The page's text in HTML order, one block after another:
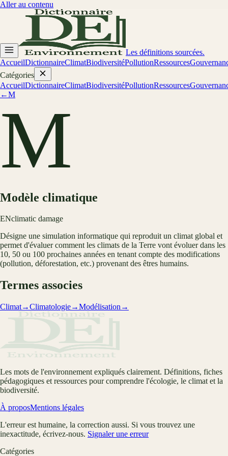
Aller au contenu
Les définitions sourcées.
AccueilDictionnaireClimatBiodiversitéPollutionRessources
Catégories
AccueilDictionnaireClimatBiodiversitéPollutionRessources
←M
M
Modèle climatique
ENclimatic damage
Désigne une simulation informatique qui reproduit un climat global et
permet d'évaluer comment les climats de la Terre vont évoluer dans les
10, 50 ou 100 prochaines années en tenant compte des modifications
(pollution, déforestation, etc.) provenant des êtres humains.
Termes associes
Climat→Climatologie→Modélisation →
Les mots de l'environnement expliqués clairement. Définitions, fiches
pédagogiques et ressources pour comprendre l'écologie, le climat et la
biodiversité.
À proposMentions légales
L'erreur est humaine, la correction aussi. Si vous trouvez une
inexactitude, écrivez-nous. Signaler une erreur
Catégories